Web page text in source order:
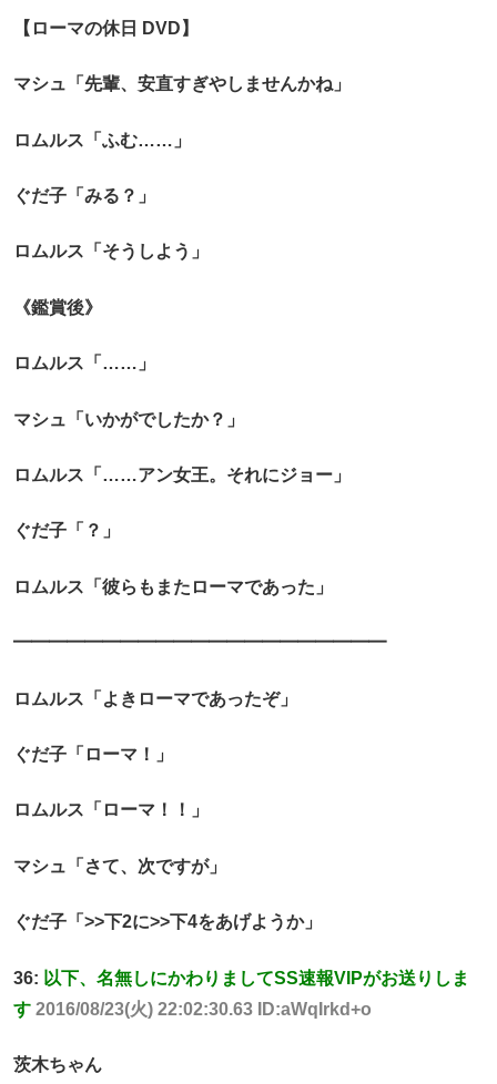
【ローマの休日 DVD】
マシュ「先輩、安直すぎやしませんかね」
ロムルス「ふむ……」
ぐだ子「みる？」
ロムルス「そうしよう」
《鑑賞後》
ロムルス「……」
マシュ「いかがでしたか？」
ロムルス「……アン女王。それにジョー」
ぐだ子「？」
ロムルス「彼らもまたローマであった」
━━━━━━━━━━━━━━━━━━━━━
ロムルス「よきローマであったぞ」
ぐだ子「ローマ！」
ロムルス「ローマ！！」
マシュ「さて、次ですが」
ぐだ子「>>下2に>>下4をあげようか」
36: 以下、名無しにかわりましてSS速報VIPがお送りしま
す 2016/08/23(火) 22:02:30.63 ID:aWqIrkd+o
茨木ちゃん